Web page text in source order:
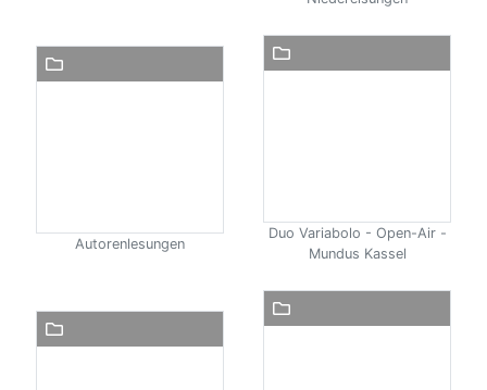
Autorenlesungen
Duo Variabolo - Open-Air -
Mundus Kassel